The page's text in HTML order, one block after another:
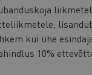
kui ühe
10%